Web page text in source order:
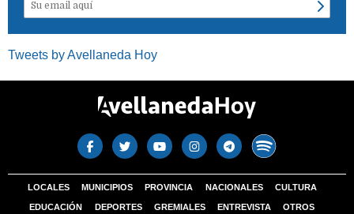
Tweets by Avellaneda Hoy
LOCALES MUNICIPIOS PROVINCIA NACIONALES CULTURA
EDUCACIÓN DEPORTES GREMIALES ENTREVISTA OTROS